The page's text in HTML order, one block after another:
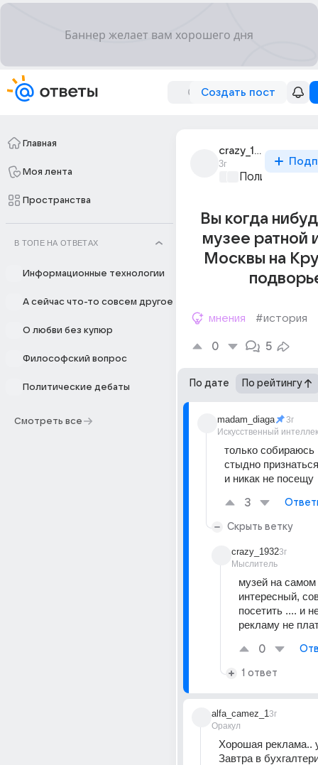
Создать пост
Главная
Моя лента
Пространства
В ТОПЕ НА ОТВЕТАХ
Информационные технологии
А сейчас что-то совсем другое
О любви без купюр
Философский вопрос
Политические дебаты
Смотреть все
crazy_1932
3г
Вы когда
музее ратной
Москвы на
мнения #история
0 5
По дате По рейтингу
madam_diaga
Искусственный
3г
только собираюсь
стыдно
и никак не посещу
3
Скрыть ветку
crazy_1932
Мыслитель
3г
музей на
интересный,
посетить .... и
рекламу не
0
1 ответ
alfa_camez_1
Оракул
3г
Хорошая реклама..
Завтра в